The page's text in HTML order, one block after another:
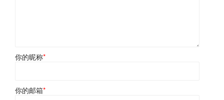
你的昵称*
你的邮箱*